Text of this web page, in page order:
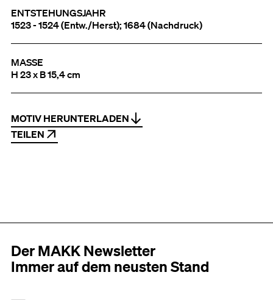
ENTSTEHUNGSJAHR
1523 - 1524 (Entw./Herst); 1684 (Nachdruck)
MASSE
H 23 x B 15,4 cm
MOTIV HERUNTERLADEN
TEILEN
Der MAKK Newsletter
Immer auf dem neusten Stand